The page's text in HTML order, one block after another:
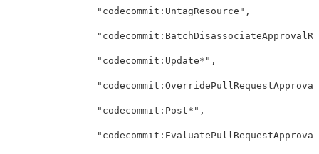
"codecommit:UntagResource" ,
"codecommit:Update*" ,
"codecommit:Post*" ,